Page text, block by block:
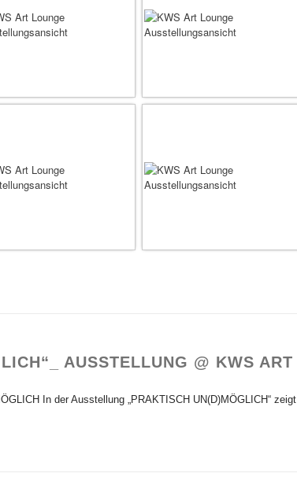
AUSSTELLUNG @ KWS
In der Ausstellung „PRAKTISCH UN(D)MÖGLICH“